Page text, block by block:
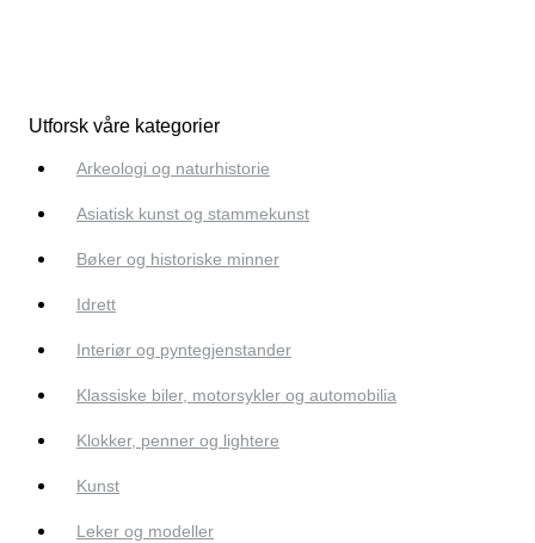
Utforsk våre kategorier
Arkeologi og naturhistorie
Asiatisk kunst og stammekunst
Bøker og historiske minner
Idrett
Interiør og pyntegjenstander
Klassiske biler, motorsykler og automobilia
Klokker, penner og lightere
Kunst
Leker og modeller